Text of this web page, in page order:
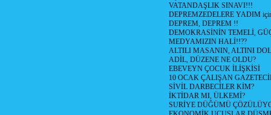
VATANDAŞLIK SINAVI!!!
DEPREMZEDELERE YADIM
DEPREM, DEPREM !!
DEMOKRASİNİN TEMELİ,
MEDYAMIZIN HALİ!!??
ALTILI MASANIN, ALTINI
ADİL, DÜZENE NE OLDU?
EBEVEYN ÇOCUK İLİŞKİSİ
10 OCAK ÇALIŞAN
SİVİL DARBECİLER KİM?
İKTİDAR MI, ÜLKEMİ?
SURİYE DÜĞÜMÜ